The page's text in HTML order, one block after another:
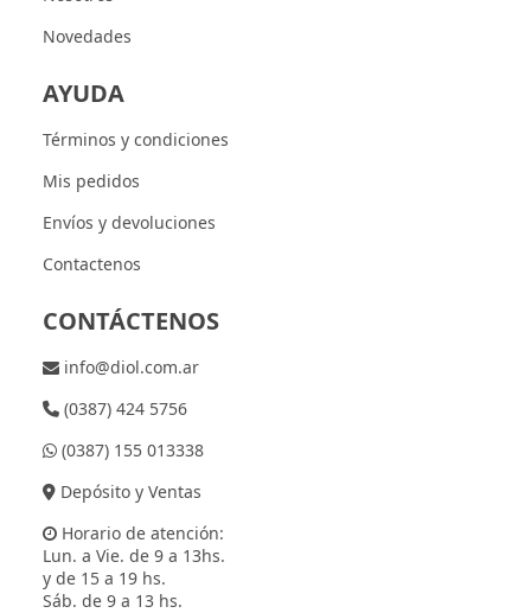
Novedades
AYUDA
Términos y condiciones
Mis pedidos
Envíos y devoluciones
Contactenos
CONTÁCTENOS
info@diol.com.ar
(0387) 424 5756
(0387) 155 013338
Depósito y Ventas
Horario de atención:
Lun. a Vie. de 9 a 13hs.
y de 15 a 19 hs.
Sáb. de 9 a 13 hs.